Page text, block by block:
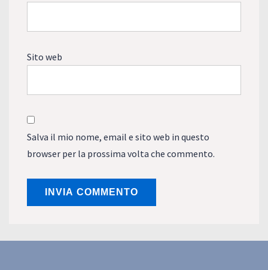
Sito web
Salva il mio nome, email e sito web in questo
browser per la prossima volta che commento.